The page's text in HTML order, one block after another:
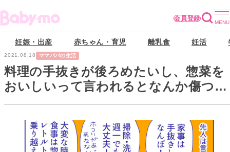
会員登録
妊娠・出産 赤ちゃん・育児 離乳食 妊活
2021.08.18 ママパパの生活
料理の手抜きが後ろめたいし、惣菜を
おいしいって言われるとなんか傷つく
んですけど『新米ママぴろよの部屋』